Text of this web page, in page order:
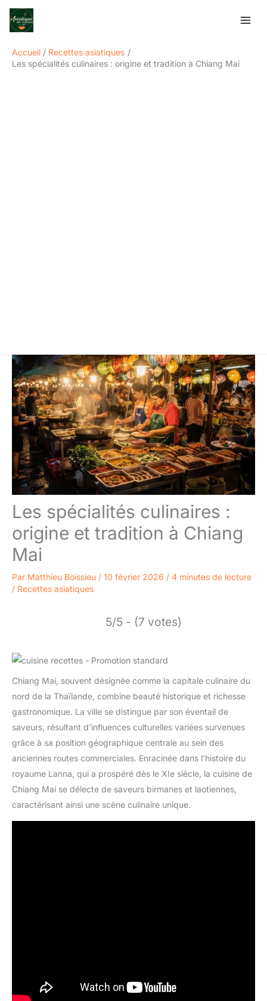
Aller
Accueil
Recettes asiatiques
Les spécialités culinaires : origine et tradition à Chiang Mai
Les spécialités culinaires :
origine et tradition à Chiang
Mai
Par Matthieu Boissieu / 10 février 2026 / 4 minutes de lecture
/ Recettes asiatiques
5/5 - (7 votes)
Chiang Mai, souvent désignée comme la capitale culinaire du
nord de la Thaïlande, combine beauté historique et richesse
gastronomique. La ville se distingue par son éventail de
saveurs, résultant d’influences culturelles variées survenues
grâce à sa position géographique centrale au sein des
anciennes routes commerciales. Enracinée dans l’histoire du
royaume Lanna, qui a prospéré dès le XIe siècle, la cuisine de
Chiang Mai se délecte de saveurs birmanes et laotiennes,
caractérisant ainsi une scène culinaire unique.
Rechercher